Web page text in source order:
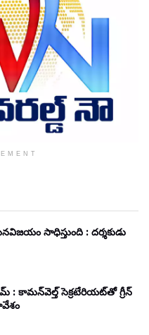
సాధిస్తుంది : దర్శకుడు
: కామన్‌వెల్త్ సెక్రటేరియట్‌తో గ్రీన్